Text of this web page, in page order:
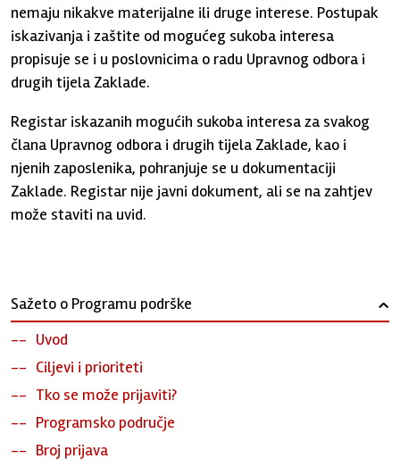
nemaju nikakve materijalne ili druge interese. Postupak
iskazivanja i zaštite od mogućeg sukoba interesa
propisuje se i u poslovnicima o radu Upravnog odbora i
drugih tijela Zaklade.
Registar iskazanih mogućih sukoba interesa za svakog
člana Upravnog odbora i drugih tijela Zaklade, kao i
njenih zaposlenika, pohranjuje se u dokumentaciji
Zaklade. Registar nije javni dokument, ali se na zahtjev
može staviti na uvid.
Sažeto o Programu podrške ›
Uvod
Ciljevi i prioriteti
Tko se može prijaviti?
Programsko područje
Broj prijava